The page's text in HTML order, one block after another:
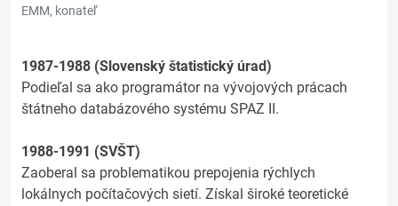
EMM, konateľ
1987-1988 (Slovenský štatistický úrad)
Podieľal sa ako programátor na vývojových prácach
štátneho databázového systému SPAZ II.
1988-1991 (SVŠT)
Zaoberal sa problematikou prepojenia rýchlych
lokálnych počítačových sietí. Získal široké teoretické